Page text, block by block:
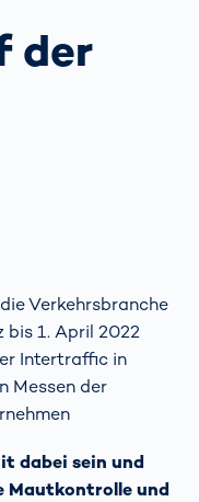
der
Verkehrsbranche
bis 1. April 2022
Intertraffic in
Messen der
dabei sein und
Mautkontrolle und